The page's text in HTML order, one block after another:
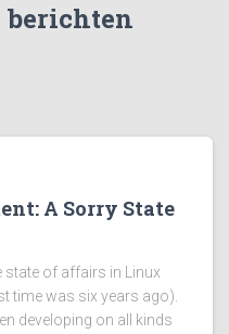
berichten
A Sorry State
state of affairs in Linux
time was six years ago).
developing on all kinds